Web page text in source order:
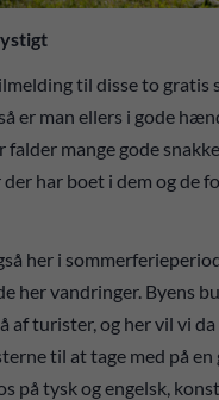
til disse to
er man ellers i gode
falder mange gode
har boet i dem og de
her i
her vandringer. Byens
af turister, og her vil vi
til at tage med på
på tysk og engelsk,